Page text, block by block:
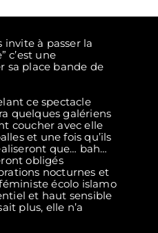
invite à passer la
c’est une
sa place bande de
ce spectacle
quelques galériens
coucher avec elle
et une fois qu’ils
que… bah…
obligés
nocturnes et
écolo islamo
et haut sensible
plus, elle n’a